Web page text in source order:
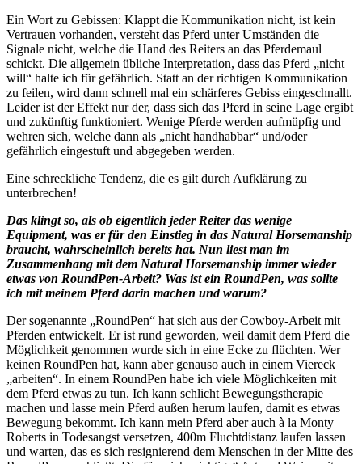
Ein Wort zu Gebissen: Klappt die Kommunikation nicht, ist kein
Vertrauen vorhanden, versteht das Pferd unter Umständen die
Signale nicht, welche die Hand des Reiters an das Pferdemaul
schickt. Die allgemein übliche Interpretation, dass das Pferd „nicht
will“ halte ich für gefährlich. Statt an der richtigen Kommunikation
zu feilen, wird dann schnell mal ein schärferes Gebiss eingeschnallt.
Leider ist der Effekt nur der, dass sich das Pferd in seine Lage ergibt
und zukünftig funktioniert. Wenige Pferde werden aufmüpfig und
wehren sich, welche dann als „nicht handhabbar“ und/oder
gefährlich eingestuft und abgegeben werden.
Eine schreckliche Tendenz, die es gilt durch Aufklärung zu
unterbrechen!
Das klingt so, als ob eigentlich jeder Reiter das wenige
Equipment, was er für den Einstieg in das Natural Horsemanship
braucht, wahrscheinlich bereits hat. Nun liest man im
Zusammenhang mit dem Natural Horsemanship immer wieder
etwas von RoundPen-Arbeit? Was ist ein RoundPen, was sollte
ich mit meinem Pferd darin machen und warum?
Der sogenannte „RoundPen“ hat sich aus der Cowboy-Arbeit mit
Pferden entwickelt. Er ist rund geworden, weil damit dem Pferd die
Möglichkeit genommen wurde sich in eine Ecke zu flüchten. Wer
keinen RoundPen hat, kann aber genauso auch in einem Viereck
„arbeiten“. In einem RoundPen habe ich viele Möglichkeiten mit
dem Pferd etwas zu tun. Ich kann schlicht Bewegungstherapie
machen und lasse mein Pferd außen herum laufen, damit es etwas
Bewegung bekommt. Ich kann mein Pferd aber auch à la Monty
Roberts in Todesangst versetzen, 400m Fluchtdistanz laufen lassen
und warten, das es sich resignierend dem Menschen in der Mitte des